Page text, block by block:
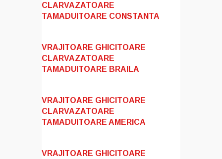
CLARVAZATOARE
TAMADUITOARE CONSTANTA
VRAJITOARE GHICITOARE
CLARVAZATOARE
TAMADUITOARE BRAILA
VRAJITOARE GHICITOARE
CLARVAZATOARE
TAMADUITOARE AMERICA
VRAJITOARE GHICITOARE